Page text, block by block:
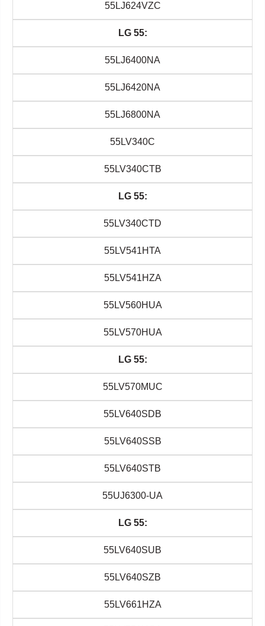
55LJ624VZC
LG 55:
55LJ6400NA
55LJ6420NA
55LJ6800NA
55LV340C
55LV340CTB
LG 55:
55LV340CTD
55LV541HTA
55LV541HZA
55LV560HUA
55LV570HUA
LG 55:
55LV570MUC
55LV640SDB
55LV640SSB
55LV640STB
55UJ6300-UA
LG 55:
55LV640SUB
55LV640SZB
55LV661HZA